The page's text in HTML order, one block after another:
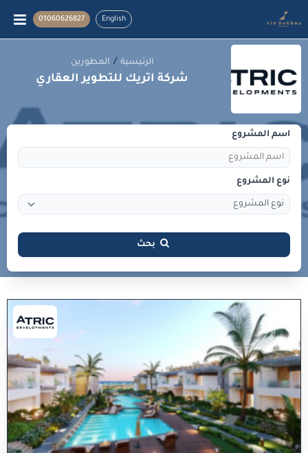
English
01060626827
الرئيسية / المطورين
شركة اتريك للتطوير العقاري
اسم المشروع
نوع المشروع
بحث